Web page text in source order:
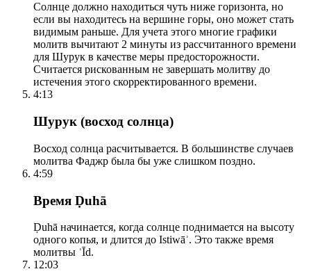
Солнце должно находиться чуть ниже горизонта, но
если вы находитесь на вершине горы, оно может стать
видимым раньше. Для учета этого многие графики
молитв вычитают 2 минуты из рассчитанного времени
для Шурук в качестве меры предосторожности.
Считается рискованным не завершать молитву до
истечения этого скорректированного времени.
4:13
Шурук (восход солнца)
Восход солнца расчитывается. В большинстве случаев
молитва Фаджр была бы уже слишком поздно.
4:59
Время Ḍuhā
Ḍuhā начинается, когда солнце поднимается на высоту
одного копья, и длится до Istiwāʾ. Это также время
молитвы ʿĪd.
12:03